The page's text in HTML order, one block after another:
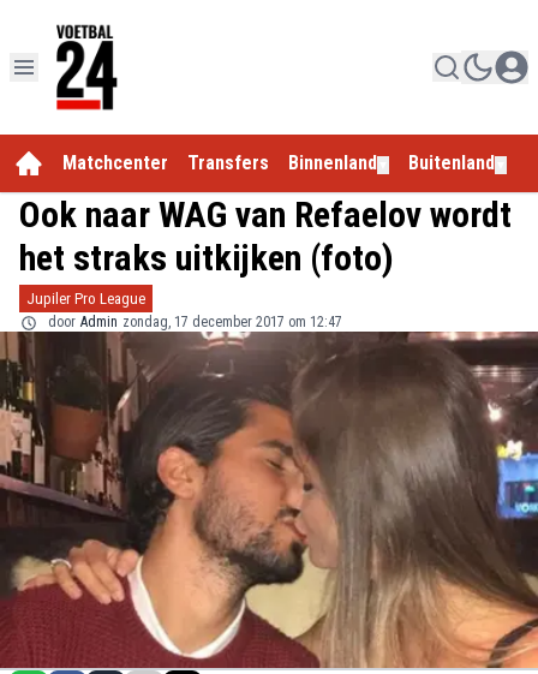
Matchcenter Transfers Binnenland Buitenland
Ook naar WAG van Refaelov wordt
het straks uitkijken (foto)
Jupiler Pro League
door Admin zondag, 17 december 2017 om 12:47